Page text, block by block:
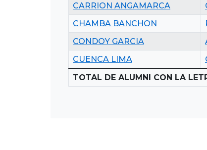
CARRION ANGAMARCA
CHAMBA BANCHON
CONDOY GARCIA
CUENCA LIMA
TOTAL DE ALUMNI CON LA